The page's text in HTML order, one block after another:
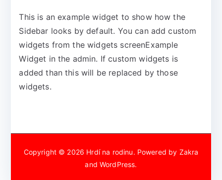
This is an example widget to show how the
Sidebar looks by default. You can add custom
widgets from the widgets screenExample
Widget in the admin. If custom widgets is
added than this will be replaced by those
widgets.
Copyright © 2026 Hrdí na rodinu. Powered by Zakra
and WordPress.